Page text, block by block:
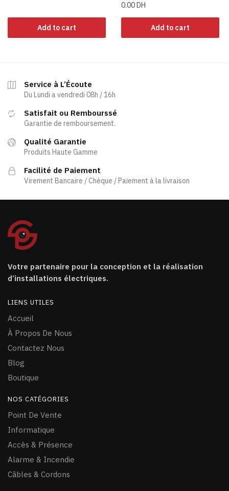
Add to cart
0.00 DH
Add to cart
Service à L’Écoute
Du Lundi a vendredi 08h / 16h
Satisfait ou Rembourssé
Garantie de remboursement.
Qualité Garantie
Produits Haute Gamme
Facilité de Paiement
Virement Bancaire / Chèque / Paiement à la livraison
Votre partenaire pour la conception et la réalisation
d’installations électriques.
LIENS UTILES
Accueil
À Propos De Nous
Contactez Nous
Blog
Boutique
NOS CATÉGORIES
Point De Vente
Informatique
Accès & Présence
Alarme & Incendie
Câbles & Cordons